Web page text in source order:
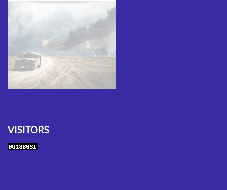
VISITORS